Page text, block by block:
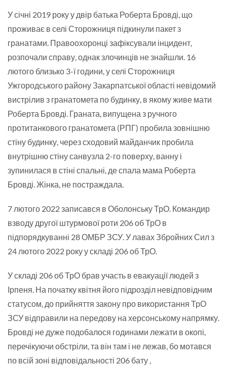
У січні 2019 року у двір батька Роберта Бровді, що
проживає в селі Сторожниця підкинули пакет з
гранатами. Правоохоронці зафіксували інцидент,
розпочали справу, однак злочинців не знайшли. 16
лютого близько 3-ї години, у селі Сторожниця
Ужгородського району Закарпатської області невідомий
вистрілив з гранатомета по будинку, в якому живе мати
Роберта Бровді. Граната, випущена з ручного
протитанкового гранатомета (РПГ) пробила зовнішню
стіну будинку, через сходовий майданчик пробила
внутрішню стіну санвузла 2-го поверху, ванну і
зупинилася в стіні спальні, де спала мама Роберта
Бровді. Жінка, не постраждала.
7 лютого 2022 записався в Оболонську ТрО. Командир
взводу другої штурмової роти 206 об ТрО в
підпорядкуванні 28 ОМБР ЗСУ. У лавах Збройних Сил з
24 лютого 2022 року у складі 206 об ТрО.
У складі 206 об ТрО брав участь в евакуації людей з
Ірпеня. На початку квітня його підрозділ невідповідним
статусом, до прийняття закону про використання ТрО
ЗСУ відправили на передову на херсонському напрямку.
Бровді не дуже подобалося годинами лежати в окопі,
перечікуючи обстріли, та він там і не лежав, бо мотався
по всій зоні відповідальності 206 бату ,